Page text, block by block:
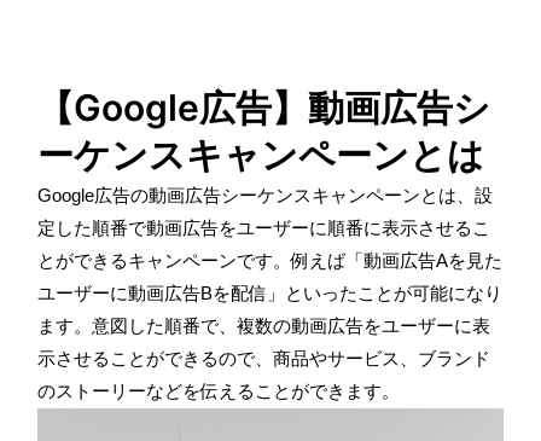
【Google広告】動画広告シ
ーケンスキャンペーンとは
Google広告の動画広告シーケンスキャンペーンとは、設
定した順番で動画広告をユーザーに順番に表示させるこ
とができるキャンペーンです。例えば「動画広告Aを見た
ユーザーに動画広告Bを配信」といったことが可能になり
ます。意図した順番で、複数の動画広告をユーザーに表
示させることができるので、商品やサービス、ブランド
のストーリーなどを伝えることができます。